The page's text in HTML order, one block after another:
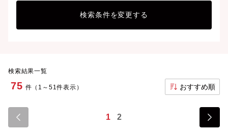
検索条件を変更する
検索結果一覧
75 件（1～51件表示） おすすめ順
1 2